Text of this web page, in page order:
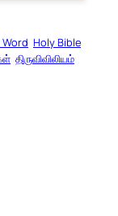
Word Holy Bible
திருவிவிலியம்